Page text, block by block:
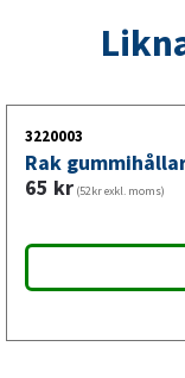
3220003
Rak
65 kr (52kr exkl. moms)